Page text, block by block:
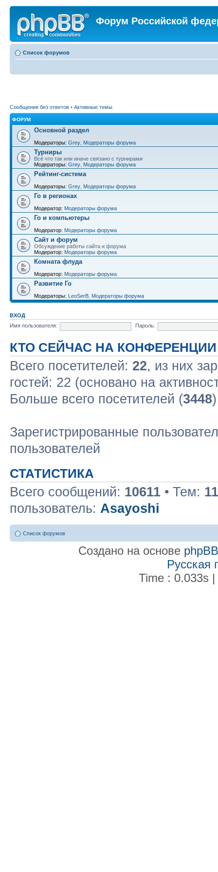
Форум Российской
Список форумов
Сообщения без ответов • Активные темы
ФОРУМ
Основной раздел
Модераторы: Grey Модераторы форума
Турниры
Всё что так или иначе связано с турнирами
Модераторы: Grey Модераторы форума
Рейтинг-система
Модераторы: Grey Модераторы форума
Го в регионах
Модератор: Модераторы форума
Го и компьютеры
Модератор: Модераторы форума
Сайт и форум
Обсуждение работы сайта и форума
Модератор: Модераторы форума
Комната флуда
Модератор: Модераторы форума
Развитие Го
Модераторы: LeoSerB Модераторы форума
ВХОД
Имя пользователя:
Пароль:
КТО СЕЙЧАС НА КОНФЕРЕНЦИИ
Всего посетителей: 22, из них
гостей: 22 (основано на
Больше всего посетителей (3448
Зарегистрированные
пользователей
СТАТИСТИКА
Всего сообщений: 10611 • Тем:
пользователь: Asayoshi
Список форумов
Создано на основе phpBB
Русская
Time : 0.033s